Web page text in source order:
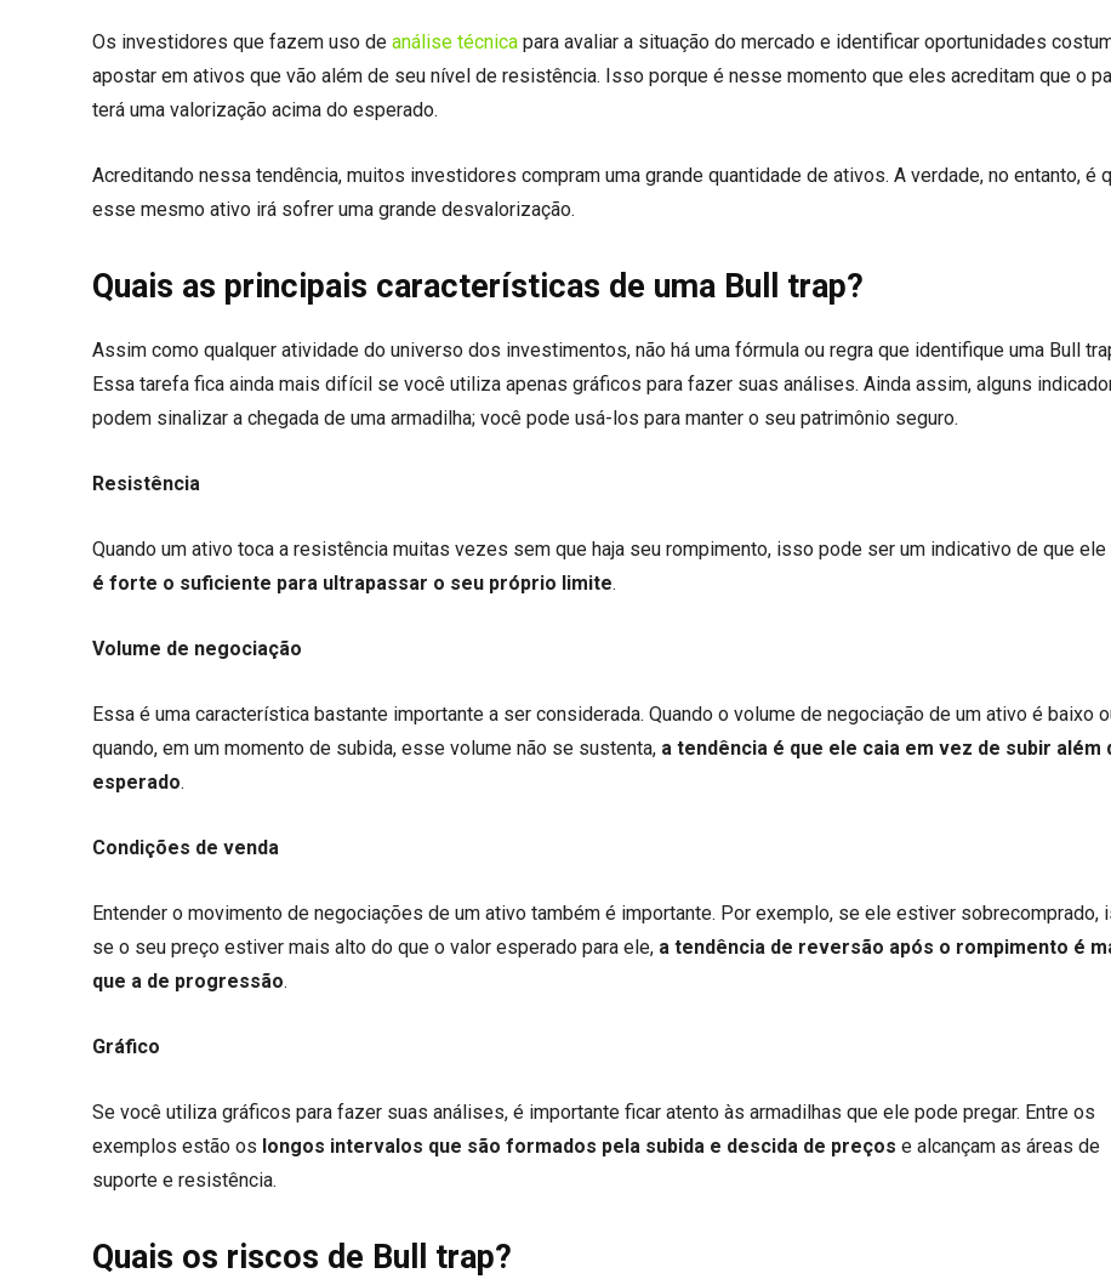
Os investidores que fazem uso de análise técnica para avaliar a situação do mercado e identificar oportunidades
apostar em ativos que vão além de seu nível de resistência. Isso porque é nesse momento que eles acreditam que o
terá uma valorização acima do esperado.
Acreditando nessa tendência, muitos investidores compram uma grande quantidade de ativos. A verdade, no entanto, é
esse mesmo ativo irá sofrer uma grande desvalorização.
Quais as principais características de uma Bull trap?
Assim como qualquer atividade do universo dos investimentos, não há uma fórmula ou regra que identifique uma Bull
Essa tarefa fica ainda mais difícil se você utiliza apenas gráficos para fazer suas análises. Ainda assim, alguns
podem sinalizar a chegada de uma armadilha; você pode usá-los para manter o seu patrimônio seguro.
Resistência
Quando um ativo toca a resistência muitas vezes sem que haja seu rompimento, isso pode ser um indicativo de que ele
é forte o suficiente para ultrapassar o seu próprio limite.
Volume de negociação
Essa é uma característica bastante importante a ser considerada. Quando o volume de negociação de um ativo é baixo
quando, em um momento de subida, esse volume não se sustenta, a tendência é que ele caia em vez de subir além
esperado.
Condições de venda
Entender o movimento de negociações de um ativo também é importante. Por exemplo, se ele estiver sobrecomprado,
se o seu preço estiver mais alto do que o valor esperado para ele, a tendência de reversão após o rompimento é
que a de progressão.
Gráfico
Se você utiliza gráficos para fazer suas análises, é importante ficar atento às armadilhas que ele pode pregar. Entre os
exemplos estão os longos intervalos que são formados pela subida e descida de preços e alcançam as áreas de
suporte e resistência.
Quais os riscos de Bull trap?